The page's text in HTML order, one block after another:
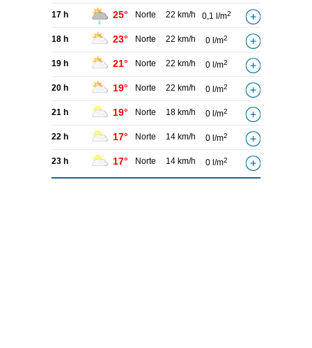
17 h 25° Norte 22 km/h 0,1 l/m2
18 h 23° Norte 22 km/h 0 l/m2
19 h 21° Norte 22 km/h 0 l/m2
20 h 19° Norte 22 km/h 0 l/m2
21 h 19° Norte 18 km/h 0 l/m2
22 h 17° Norte 14 km/h 0 l/m2
23 h 17° Norte 14 km/h 0 l/m2